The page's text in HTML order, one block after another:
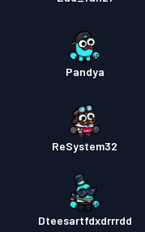
Pandya
ReSystem32
Dteesartfdxdrrrdd